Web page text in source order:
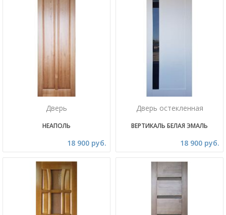
Дверь
НЕАПОЛЬ
18 900 руб.
Дверь остекленная
ВЕРТИКАЛЬ БЕЛАЯ ЭМАЛЬ
18 900 руб.